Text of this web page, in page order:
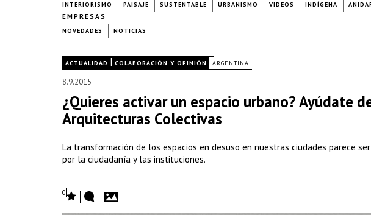
INTERIORISMO PAISAJE SUSTENTABLE URBANISMO VIDEOS INDÍGENA
EMPRESAS
NOVEDADES NOTICIAS
ACTUALIDAD | COLABORACIÓN Y OPINIÓN ARGENTINA
8.9.2015
¿Quieres activar un espacio urbano? Ayúdate
Arquitecturas Colectivas
La transformación de los espacios en desuso en nuestras ciudades parece
por la ciudadanía y las instituciones.
0